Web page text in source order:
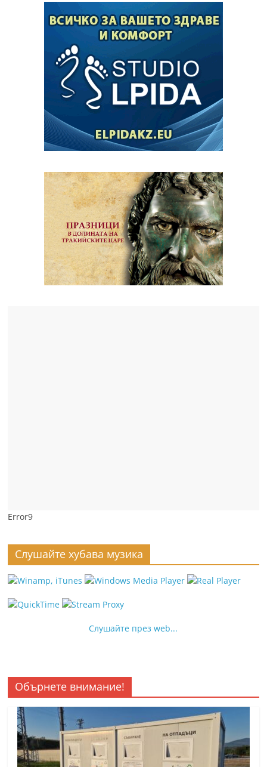
Error9
Слушайте хубава музика
Слушайте през web...
Обърнете внимание!